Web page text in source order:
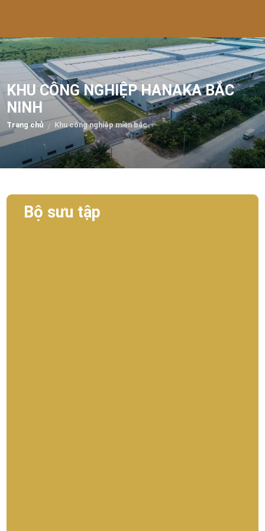
KHU CÔNG NGHIỆP HANAKA BẮC
NINH
Trang chủ / Khu công nghiệp miền bắc
Bộ sưu tập